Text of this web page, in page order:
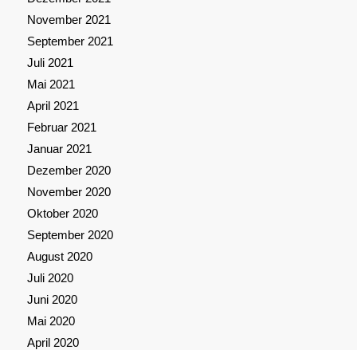
November 2021
September 2021
Juli 2021
Mai 2021
April 2021
Februar 2021
Januar 2021
Dezember 2020
November 2020
Oktober 2020
September 2020
August 2020
Juli 2020
Juni 2020
Mai 2020
April 2020